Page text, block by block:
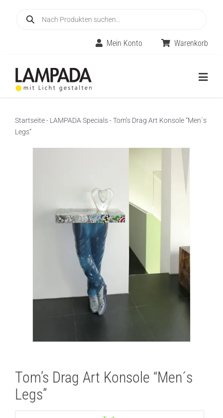
search
Mein Konto Warenkorb
Online-Shop
Außenleuchten
Startseite- LAMPADA Specials-Tom’s Drag Art Konsole “Men´s
Legs”
Tom’s Drag Art Konsole “Men´s
Legs”